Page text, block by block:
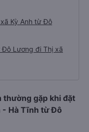
Kỳ Anh từ Đô
Lương đi Thị xã
thường gặp khi đặt
- Hà Tĩnh từ Đô